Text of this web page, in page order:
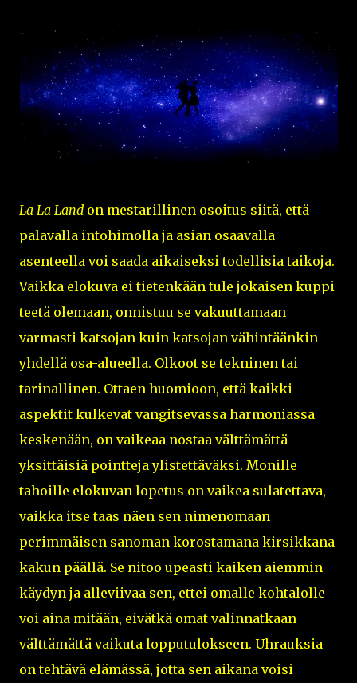
La La Land on mestarillinen osoitus siitä, että
palavalla intohimolla ja asian osaavalla
asenteella voi saada aikaiseksi todellisia taikoja.
Vaikka elokuva ei tietenkään tule jokaisen kuppi
teetä olemaan, onnistuu se vakuuttamaan
varmasti katsojan kuin katsojan vähintäänkin
yhdellä osa-alueella. Olkoot se tekninen tai
tarinallinen. Ottaen huomioon, että kaikki
aspektit kulkevat vangitsevassa harmoniassa
keskenään, on vaikeaa nostaa välttämättä
yksittäisiä pointteja ylistettäväksi. Monille
tahoille elokuvan lopetus on vaikea sulatettava,
vaikka itse taas näen sen nimenomaan
perimmäisen sanoman korostamana kirsikkana
kakun päällä. Se nitoo upeasti kaiken aiemmin
käydyn ja alleviivaa sen, ettei omalle kohtalolle
voi aina mitään, eivätkä omat valinnatkaan
välttämättä vaikuta lopputulokseen. Uhrauksia
on tehtävä elämässä, jotta sen aikana voisi